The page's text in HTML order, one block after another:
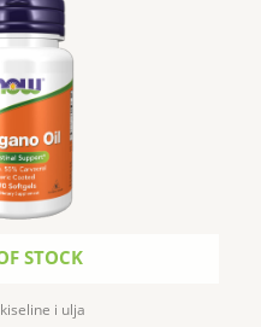
STOCK
i ulja